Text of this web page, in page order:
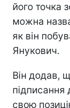
його точка
можна
як він
Янукович.
Він додав,
підписання
свою